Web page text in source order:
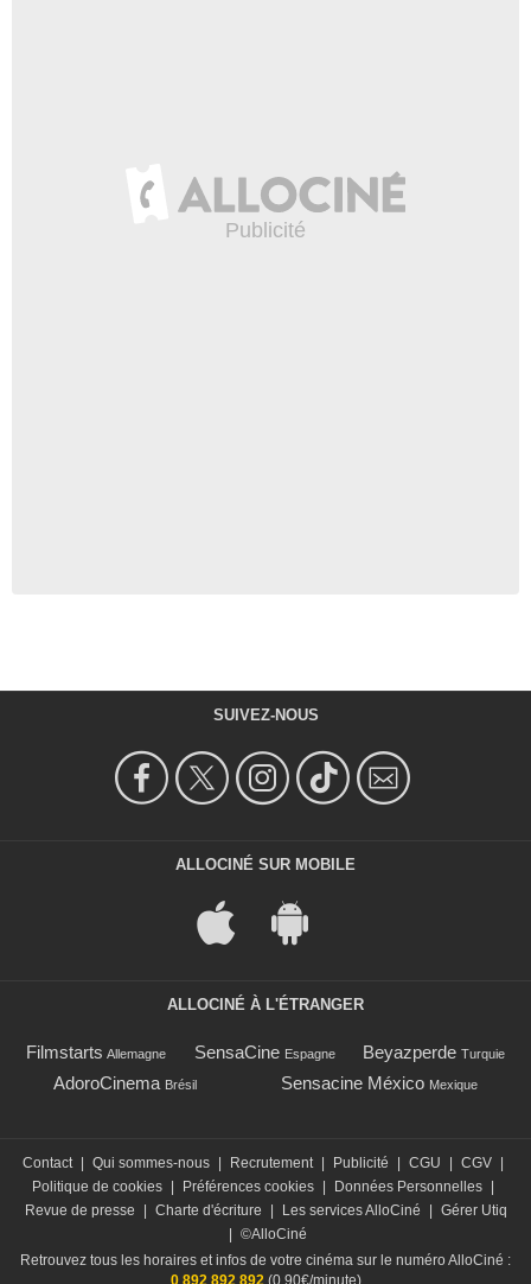
SUIVEZ-NOUS
ALLOCINÉ SUR MOBILE
ALLOCINÉ À L'ÉTRANGER
Filmstarts Allemagne SensaCine Espagne Beyazperde Turquie
AdoroCinema Brésil Sensacine México Mexique
Contact Qui sommes-nous Recrutement Publicité CGU CGV
Politique de cookies
Préférences cookies Données Personnelles
Revue de presse
Charte d'écriture Les services AlloCiné
Gérer Utiq
©AlloCiné
Retrouvez tous les horaires et infos de votre cinéma sur le numéro AlloCiné :